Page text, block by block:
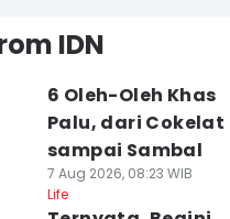
IDN
6 Oleh-Oleh Khas
Palu, dari Cokelat
sampai Sambal
7 Aug 2026, 08:23 WIB
Life